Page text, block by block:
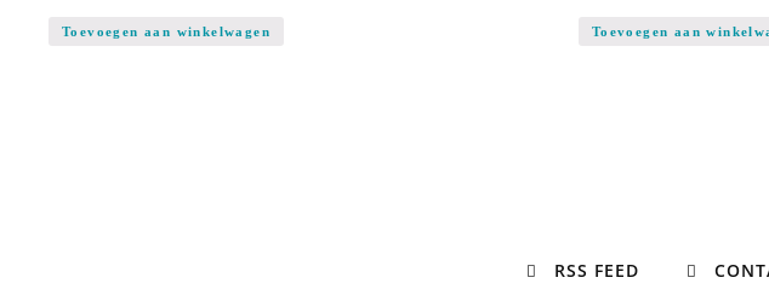
Toevoegen aan winkelwagen Toevoegen aan
RSS FEED